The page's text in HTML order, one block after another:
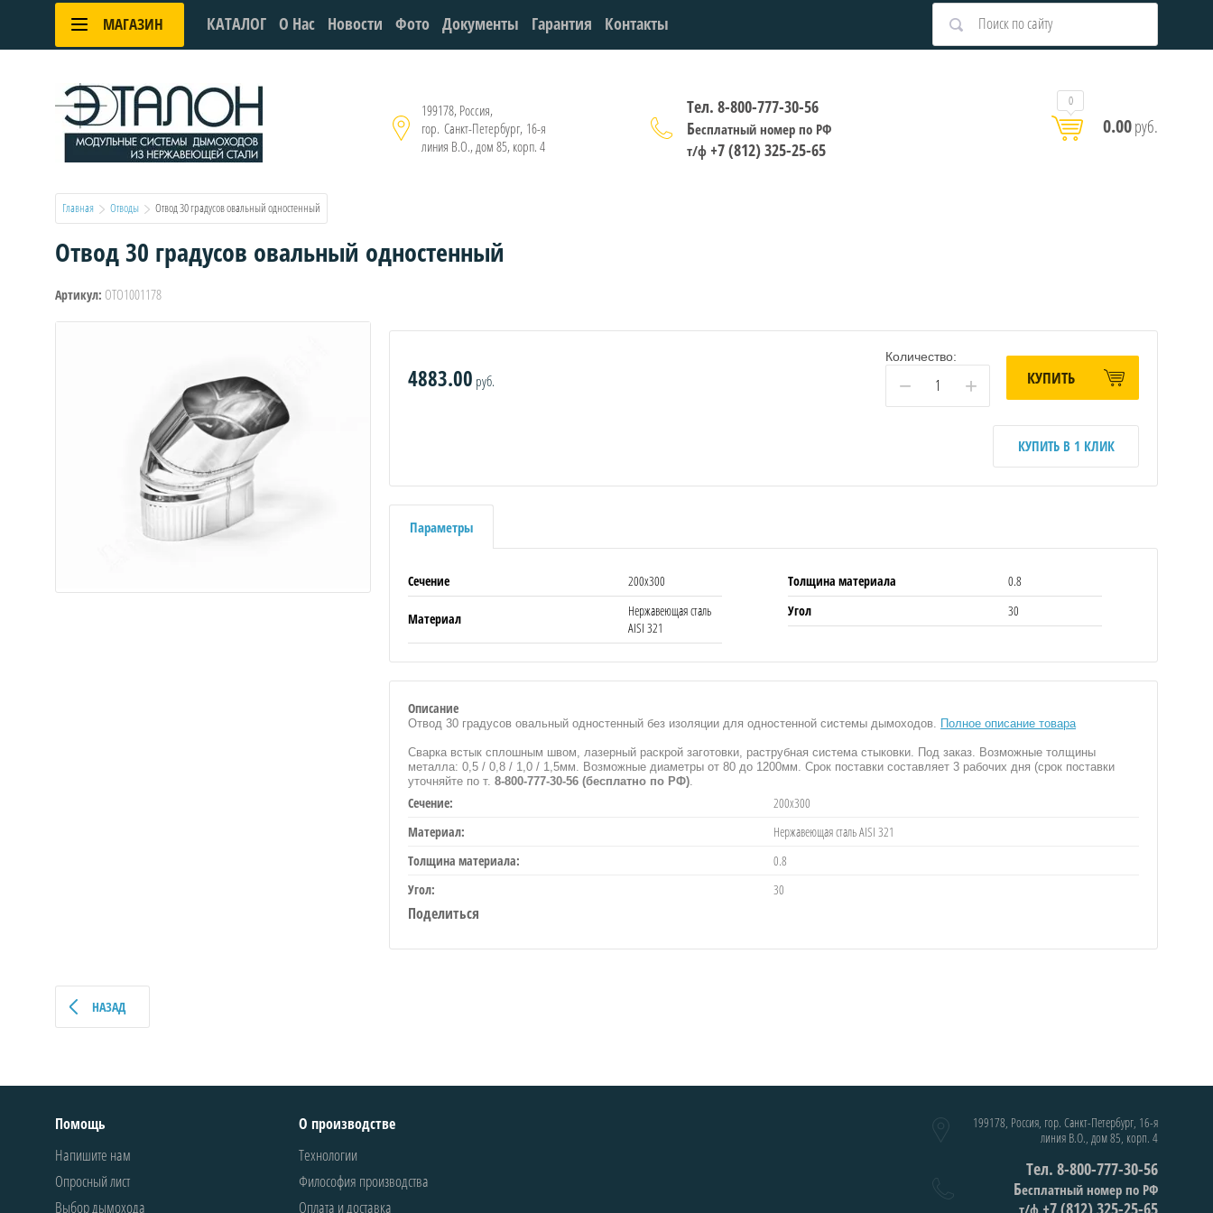
МАГАЗИН КАТАЛОГ О Нас Новости Фото Документы Гарантия Контакты
199178, Россия,
гор. Санкт-Петербург, 16-я
линия В.О., дом 85, корп. 4
Тел. 8-800-777-30-56
Бесплатный номер по РФ
т/ф +7 (812) 325-25-65
0
0.00руб.
Главная Отводы
  Отвод 30 градусов овальный одностенный
Отвод 30 градусов овальный одностенный
Артикул: OTO1001178
4883.00 руб.
Количество:
− + КУПИТЬ
КУПИТЬ В 1 КЛИК
Параметры
Сечение 200х300
Материал
Нержавеющая сталь
AISI 321
Толщина материала
0.8
Угол
30
Описание
Отвод 30 градусов овальный одностенный без изоляции для одностенной системы дымоходов. Полное описание товара
Сварка встык сплошным швом, лазерный раскрой заготовки, раструбная система стыковки. Под заказ. Возможные толщины
металла: 0,5 / 0,8 / 1,0 / 1,5мм. Возможные диаметры от 80 до 1200мм. Срок поставки составляет 3 рабочих дня (срок поставки
уточняйте по т. 8-800-777-30-56 (бесплатно по РФ)
Сечение:
200х300
Материал:
Нержавеющая сталь AISI 321
Толщина материала:
0.8
Угол:
30
Поделиться
НАЗАД
Помощь
Напишите нам
Опросный лист
Выбор дымохода
О производстве
Технологии
Философия производства
Оплата и доставка
199178, Россия, гор. Санкт-Петербург, 16-я
линия В.О., дом 85, корп. 4
Тел. 8-800-777-30-56
Бесплатный номер по РФ
т/ф +7 (812) 325-25-65